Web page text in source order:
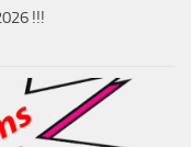
!!!